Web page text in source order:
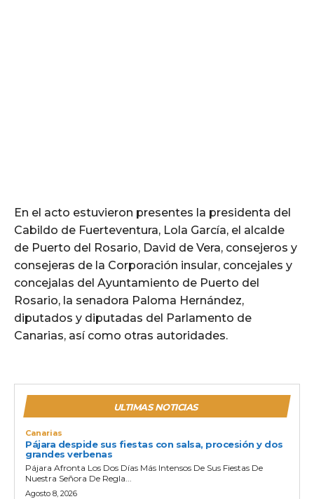
En el acto estuvieron presentes la presidenta del
Cabildo de Fuerteventura, Lola García, el alcalde
de Puerto del Rosario, David de Vera, consejeros y
consejeras de la Corporación insular, concejales y
concejalas del Ayuntamiento de Puerto del
Rosario, la senadora Paloma Hernández,
diputados y diputadas del Parlamento de
Canarias, así como otras autoridades.
ULTIMAS NOTICIAS
Canarias
Pájara despide sus fiestas con salsa, procesión y dos
grandes verbenas
Pájara Afronta Los Dos Días Más Intensos De Sus Fiestas De
Nuestra Señora De Regla...
Agosto 8, 2026